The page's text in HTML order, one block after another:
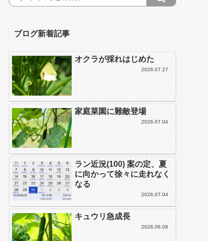
ブログ新着記事
オクラが採れはじめた
2026.07.27
家庭菜園に難敵登場
2026.07.04
ラン近況(100) 案の定、夏
に向かって徐々に走れなく
なる
2026.07.04
キュウリ急成長
2026.06.06